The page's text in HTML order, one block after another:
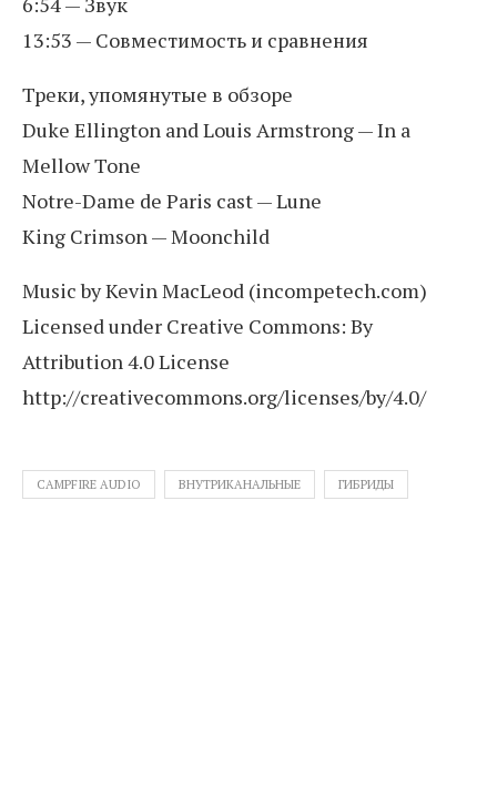
13:53 — Совместимость и сравнения
Треки, упомянутые в обзоре
Duke Ellington and Louis Armstrong — In a
Mellow Tone
Notre-Dame de Paris cast — Lune
King Crimson — Moonchild
Music by Kevin MacLeod (incompetech.com)
Licensed under Creative Commons: By
Attribution 4.0 License
http://creativecommons.org/licenses/by/4.0/
CAMPFIRE AUDIO ВНУТРИКАНАЛЬНЫЕ ГИБРИДЫ